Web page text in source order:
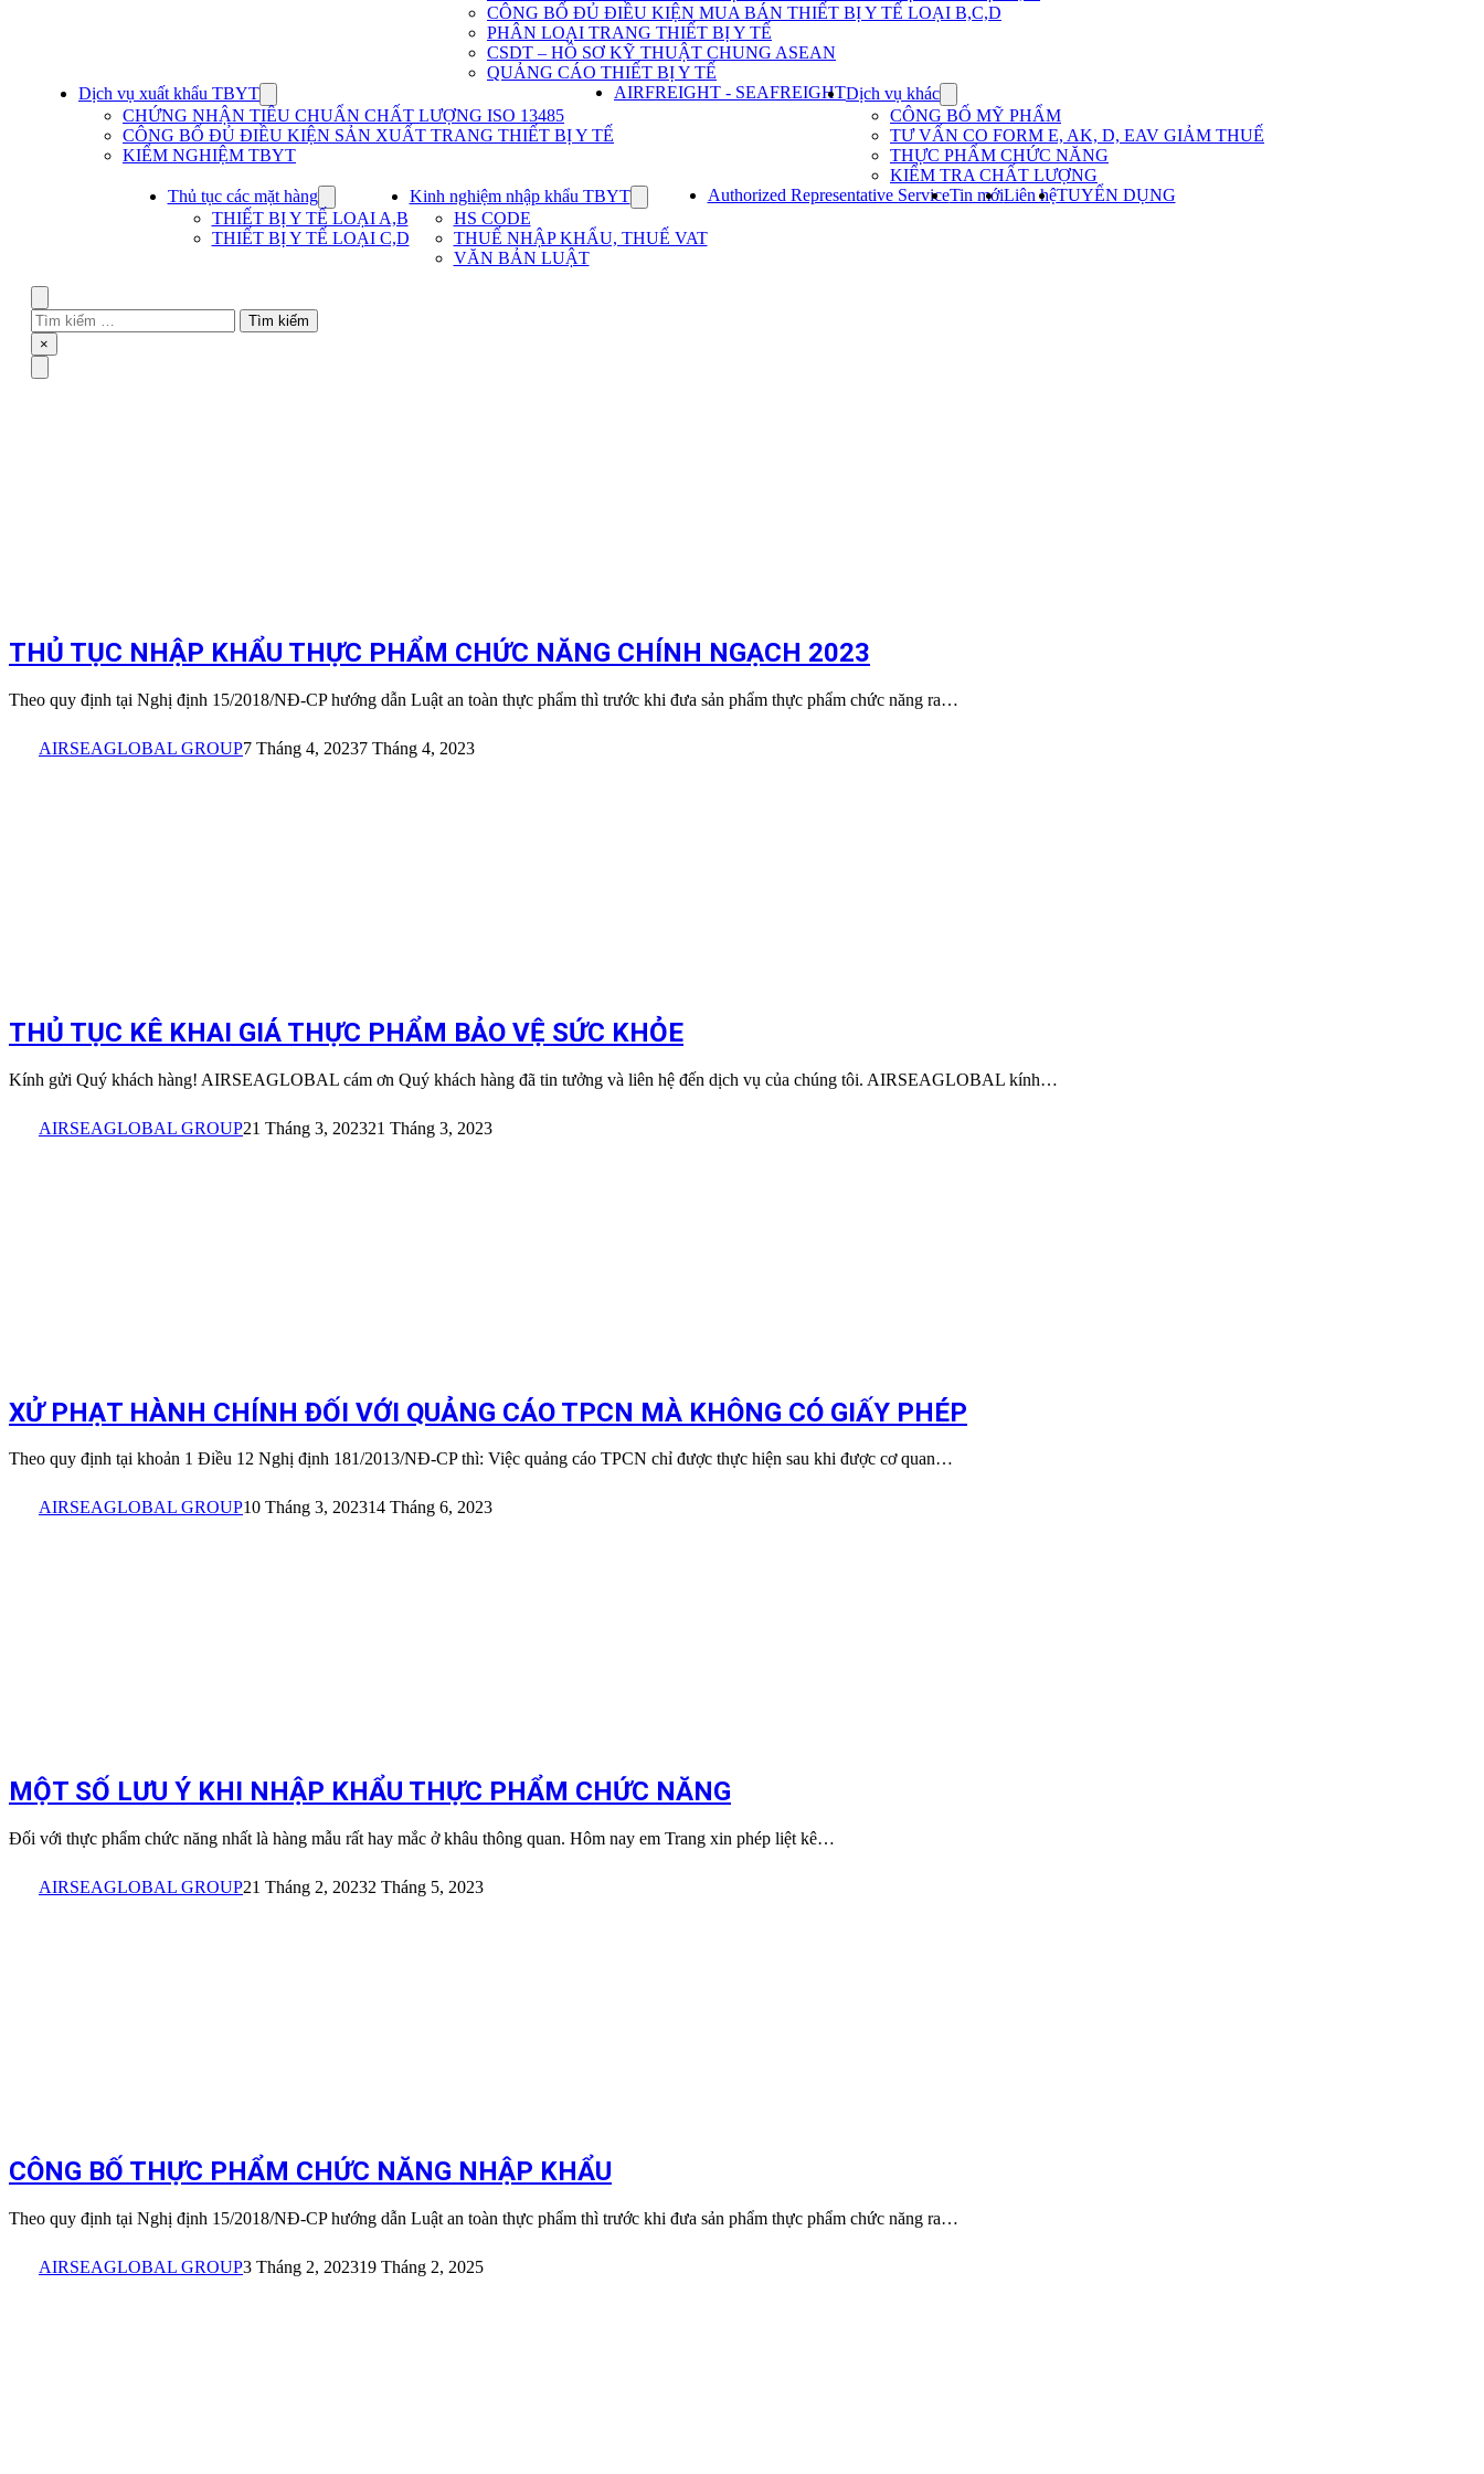
vụ
nhập
khẩu
TBYT
CÔNG BỐ ĐỦ ĐIỀU KIỆN MUA BÁN THIẾT BỊ Y TẾ LOẠI B,C,D
PHÂN LOẠI TRANG THIẾT BỊ Y TẾ
CSDT – HỒ SƠ KỸ THUẬT CHUNG ASEAN
QUẢNG CÁO THIẾT BỊ Y TẾ
Dịch vụ xuất khẩu TBYT
submenu
for
Dịch
vụ
khẩu
TBYT
CHỨNG NHẬN TIÊU CHUẨN CHẤT LƯỢNG ISO 13485
CÔNG BỐ ĐỦ ĐIỀU KIỆN SẢN XUẤT TRANG THIẾT BỊ Y TẾ
KIỂM NGHIỆM TBYT
AIRFREIGHT - SEAFREIGHTDịch vụ khác
submenu
for
Dịch
vụ
khác
CÔNG BỐ MỸ PHẨM
TƯ VẤN CO FORM E, AK, D, EAV GIẢM THUẾ
THỰC PHẨM CHỨC NĂNG
KIỂM TRA CHẤT LƯỢNG
Thủ tục các mặt hàng
submenu
for
Thủ
THIẾT BỊ Y TẾ LOẠI A,B
THIẾT BỊ Y TẾ LOẠI C,D
Kinh nghiệm nhập khẩu TBYT
submenu
for
Kinh
HS CODE
THUẾ NHẬP KHẨU, THUẾ VAT
VĂN BẢN LUẬT
Authorized Representative ServiceTin mớiLiên hệTUYỂN DỤNG
Tìm
kiếm
cho:
Close
×
THỦ TỤC NHẬP KHẨU THỰC PHẨM CHỨC NĂNG CHÍNH NGẠCH 2023
Theo quy định tại Nghị định 15/2018/NĐ-CP hướng dẫn Luật an toàn thực phẩm thì trước khi đưa sản phẩm thực phẩm chức năng ra…
AIRSEAGLOBAL GROUP7 Tháng 4, 20237 Tháng 4, 2023
THỦ TỤC KÊ KHAI GIÁ THỰC PHẨM BẢO VỆ SỨC KHỎE
Kính gửi Quý khách hàng! AIRSEAGLOBAL cám ơn Quý khách hàng đã tin tưởng và liên hệ đến dịch vụ của chúng tôi. AIRSEAGLOBAL kính…
AIRSEAGLOBAL GROUP21 Tháng 3, 202321 Tháng 3, 2023
XỬ PHẠT HÀNH CHÍNH ĐỐI VỚI QUẢNG CÁO TPCN MÀ KHÔNG CÓ GIẤY PHÉP
Theo quy định tại khoản 1 Điều 12 Nghị định 181/2013/NĐ-CP thì: Việc quảng cáo TPCN chỉ được thực hiện sau khi được cơ quan…
AIRSEAGLOBAL GROUP10 Tháng 3, 202314 Tháng 6, 2023
MỘT SỐ LƯU Ý KHI NHẬP KHẨU THỰC PHẨM CHỨC NĂNG
Đối với thực phẩm chức năng nhất là hàng mẫu rất hay mắc ở khâu thông quan. Hôm nay em Trang xin phép liệt kê…
AIRSEAGLOBAL GROUP21 Tháng 2, 20232 Tháng 5, 2023
CÔNG BỐ THỰC PHẨM CHỨC NĂNG NHẬP KHẨU
Theo quy định tại Nghị định 15/2018/NĐ-CP hướng dẫn Luật an toàn thực phẩm thì trước khi đưa sản phẩm thực phẩm chức năng ra…
AIRSEAGLOBAL GROUP3 Tháng 2, 202319 Tháng 2, 2025